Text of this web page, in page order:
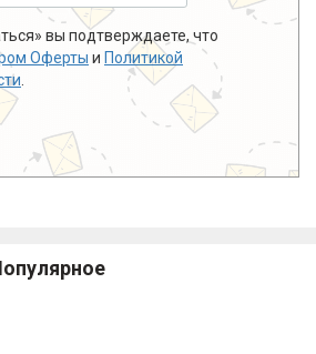
вы подтверждаете, что
Оферты и Политикой